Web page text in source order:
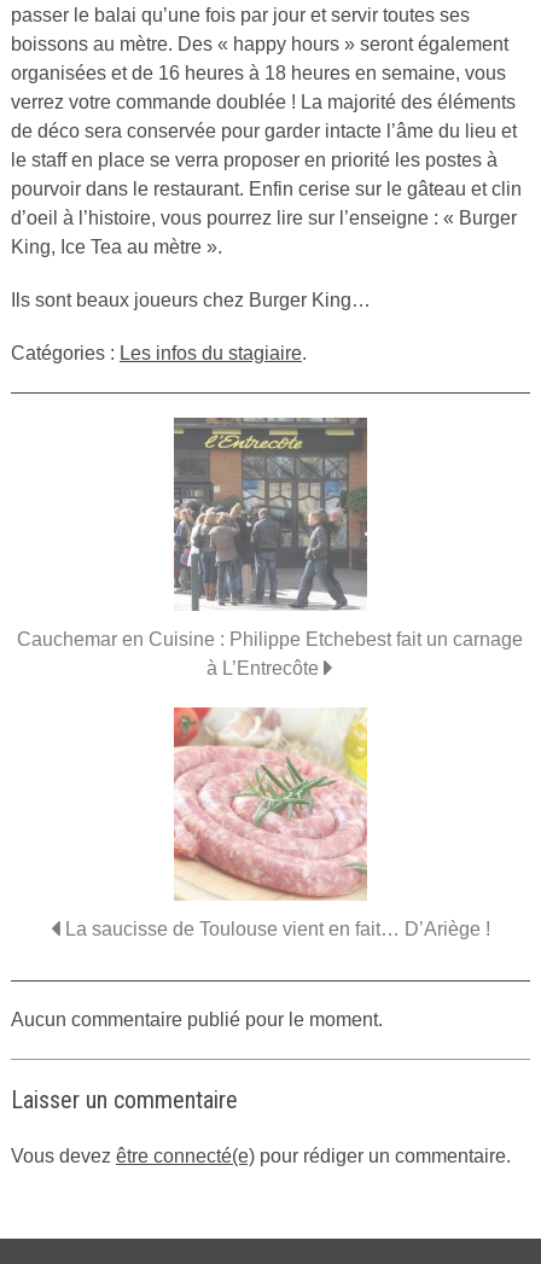
passer le balai qu’une fois par jour et servir toutes ses
boissons au mètre. Des « happy hours » seront également
organisées et de 16 heures à 18 heures en semaine, vous
verrez votre commande doublée ! La majorité des éléments
de déco sera conservée pour garder intacte l’âme du lieu et
le staff en place se verra proposer en priorité les postes à
pourvoir dans le restaurant. Enfin cerise sur le gâteau et clin
d’oeil à l’histoire, vous pourrez lire sur l’enseigne : « Burger
King, Ice Tea au mètre ».
Ils sont beaux joueurs chez Burger King…
Catégories : Les infos du stagiaire.
Cauchemar en Cuisine : Philippe Etchebest fait un carnage
à L’Entrecôte
La saucisse de Toulouse vient en fait… D’Ariège !
Aucun commentaire publié pour le moment.
Laisser un commentaire
Vous devez être connecté(e)pour rédiger un commentaire.